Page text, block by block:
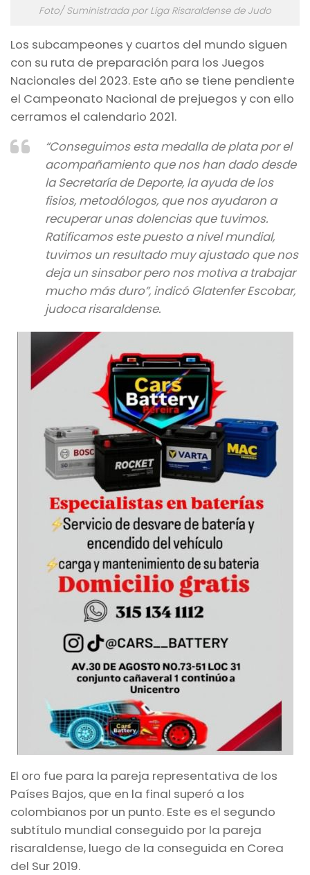
Foto/ Suministrada por Liga Risaraldense de Judo
Los subcampeones y cuartos del mundo siguen
con su ruta de preparación para los Juegos
Nacionales del 2023. Este año se tiene pendiente
el Campeonato Nacional de prejuegos y con ello
cerramos el calendario 2021.
“Conseguimos esta medalla de plata por el
acompañamiento que nos han dado desde
la Secretaría de Deporte, la ayuda de los
fisios, metodólogos, que nos ayudaron a
recuperar unas dolencias que tuvimos.
Ratificamos este puesto a nivel mundial,
tuvimos un resultado muy ajustado que nos
deja un sinsabor pero nos motiva a trabajar
mucho más duro”, indicó Glatenfer Escobar,
judoca risaraldense.
El oro fue para la pareja representativa de los
Países Bajos, que en la final superó a los
colombianos por un punto. Este es el segundo
subtítulo mundial conseguido por la pareja
risaraldense, luego de la conseguida en Corea
del Sur 2019.